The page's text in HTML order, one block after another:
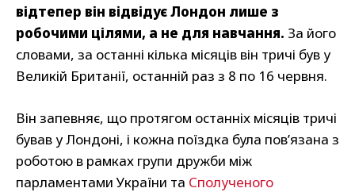
відтепер він відвідує Лондон лише з
робочими цілями, а не для навчання. За його
словами, за останні кілька місяців він тричі був у
Великій Британії, останній раз з 8 по 16 червня.
Він запевняє, що протягом останніх місяців тричі
бував у Лондоні, і кожна поїздка була пов’язана з
роботою в рамках групи дружби між
парламентами України та Сполученого